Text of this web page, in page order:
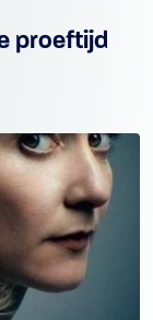
proeftijd